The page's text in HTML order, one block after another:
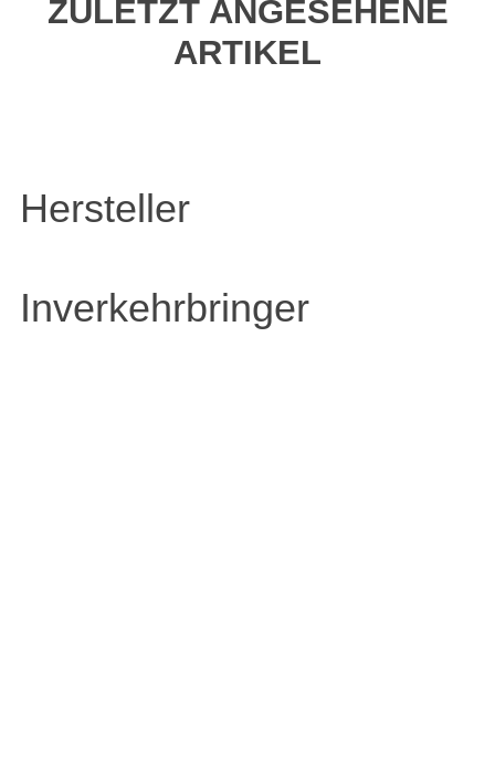
ZULETZT ANGESEHENE
ARTIKEL
Hersteller
Inverkehrbringer